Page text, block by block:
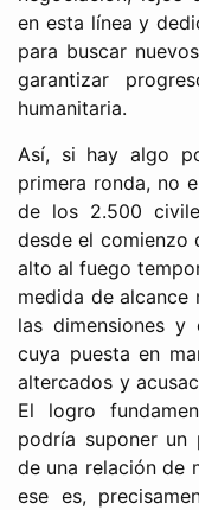
en esta línea y
para buscar
garantizar
humanitaria.
Así, si hay algo
primera ronda, no
de los 2.500
desde el comienzo
alto al fuego
medida de
las dimensiones y
cuya puesta en
altercados y
El logro
podría suponer un
de una relación de
ese es,